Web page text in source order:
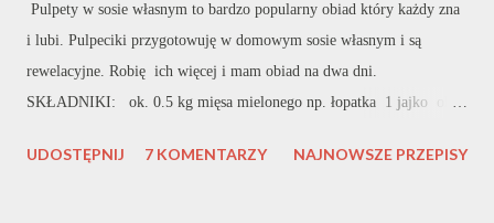
Pulpety w sosie własnym to bardzo popularny obiad który każdy zna
i lubi. Pulpeciki przygotowuję w domowym sosie własnym i są
rewelacyjne. Robię ich więcej i mam obiad na dwa dni.
SKŁADNIKI: ok. 0.5 kg mięsa mielonego np. łopatka 1 jajko ok.
czosnek natka pietruszki mąka do panierowania ok. 3 szklanki wody
UDOSTĘPNIJ 7 KOMENTARZY NAJNOWSZE PRZEPISY